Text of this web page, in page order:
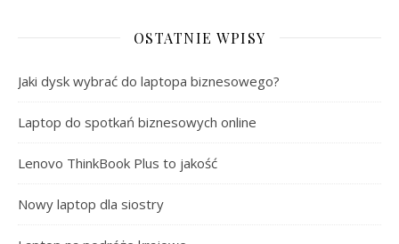
OSTATNIE WPISY
Jaki dysk wybrać do laptopa biznesowego?
Laptop do spotkań biznesowych online
Lenovo ThinkBook Plus to jakość
Nowy laptop dla siostry